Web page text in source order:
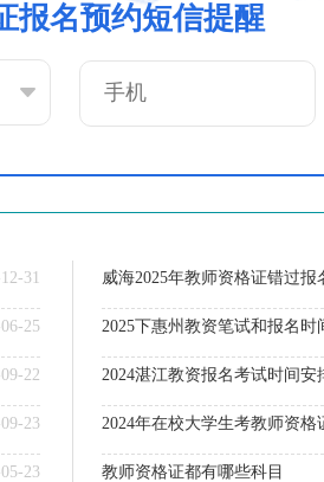
报名预约短信提醒
31
25
22
23
23 教师资格证都有哪些科目